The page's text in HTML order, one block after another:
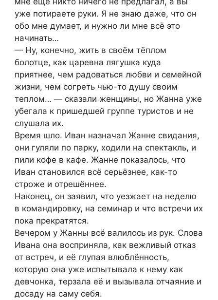
уже потираете руки. Я не знаю даже, что он
обо мне думает, и нужно ли мне всё это
начинать…
— Ну, конечно, жить в своём тёплом
болотце, как царевна лягушка куда
приятнее, чем радоваться любви и семейной
жизни, чем согреть чью-то душу своим
теплом… — сказали женщины, но Жанна уже
убегала к пришедшей группе туристов и не
слушала их.
Время шло. Иван назначал Жанне свидания,
они гуляли по парку, ходили на спектакль, и
пили кофе в кафе. Жанне показалось, что
Иван становился всё серьёзнее, как-то
строже и отрешённее.
Наконец, он заявил, что уезжает на неделю
в командировку, на семинар и что встречи их
пока прекратятся.
Вечером у Жанны всё валилось из рук. Слова
Ивана она восприняла, как вежливый отказ
от встреч, и её глупая влюблённость,
которую она уже испытывала к нему как
девчонка, терзала её и вызывала отчаяние и
досаду на саму себя.